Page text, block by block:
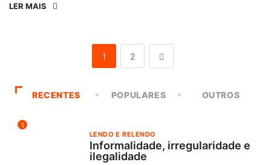
LER MAIS
1 2
RECENTES POPULARES OUTROS
1
LENDO E RELENDO
Informalidade, irregularidade e
ilegalidade